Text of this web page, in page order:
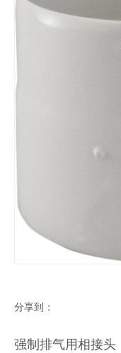
分享到：
强制排气用相接头